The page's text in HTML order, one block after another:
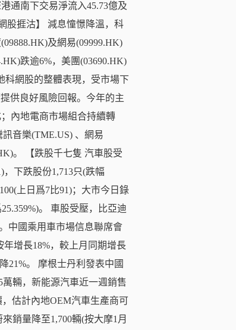
通南下交易淨流入45.73億及
股捱沽】 減息憧憬降溫，科
及網易(09999.HK)
跌逾6%，美團(03690.HK)
科網股的整體表現，受市場下
供良好風險回報。今年的主
內地電商市場組合持續轉
音樂(TME.US) 、網易
。 【跌股千七隻 汽車股受
下跌股份1,713只(跌幅
上日爲7比91)；大市今日錄
。 車股受壓，比亞迪
中國乘用車市場信息聯席會
增長18%，較上月同期增長
21%。 摩根士丹利發表中國
輛，新能源汽車近一週銷售
估計內地OEM汽車生產商可
銷量降至1,700輛(按大摩1月